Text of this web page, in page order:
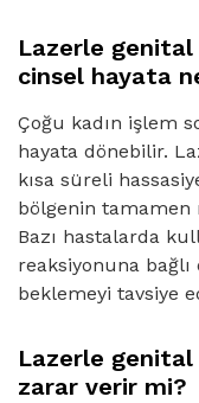
Lazerle genital
cinsel hayata
Çoğu kadın işlem
hayata dönebilir.
kısa süreli
bölgenin tamamen
Bazı hastalarda
reaksiyonuna
beklemeyi tavsiye
Lazerle
zarar verir mi?